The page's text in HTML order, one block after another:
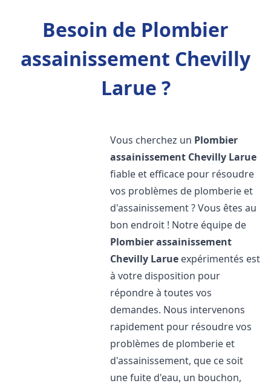
Besoin de Plombier
assainissement Chevilly
Larue ?
Vous cherchez un Plombier
assainissement Chevilly Larue
fiable et efficace pour résoudre
vos problèmes de plomberie et
d'assainissement ? Vous êtes au
bon endroit ! Notre équipe de
Plombier assainissement
Chevilly Larue expérimentés est
à votre disposition pour
répondre à toutes vos
demandes. Nous intervenons
rapidement pour résoudre vos
problèmes de plomberie et
d'assainissement, que ce soit
une fuite d'eau, un bouchon,